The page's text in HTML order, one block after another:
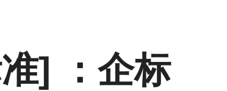
] ：企标